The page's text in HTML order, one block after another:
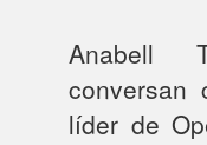
Anabell
conversan
líder de